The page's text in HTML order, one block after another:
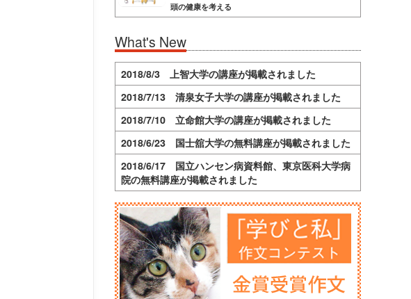
頭の健康を考える
What's New
2018/8/3 上智大学の講座が掲載されました
2018/7/13 清泉女子大学の講座が掲載されました
2018/7/10 立命館大学の講座が掲載されました
2018/6/23 国士舘大学の無料講座が掲載されました
2018/6/17 国立ハンセン病資料館、東京医科大学病
院の無料講座が掲載されました